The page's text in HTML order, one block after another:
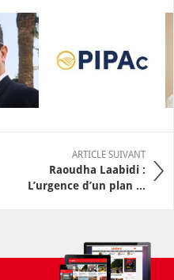
ARTICLE SUIVANT
Raoudha Laabidi :
L’urgence d’un plan ...